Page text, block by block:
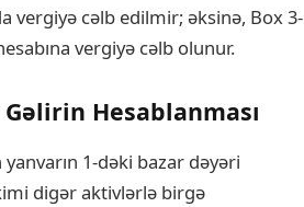
vergiyə cəlb edilmir; əksinə, Box 3-
vergiyə cəlb olunur.
Hesablanması
1-dəki bazar dəyəri
digər aktivlərlə birgə